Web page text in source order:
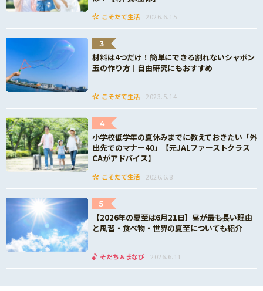
こそだて生活 2026.6.15
3
材料は4つだけ！簡単にできる割れないシャボン
玉の作り方｜自由研究にもおすすめ
こそだて生活 2023.5.14
4
小学校低学年の夏休みまでに教えておきたい「外
出先でのマナー40」【元JALファーストクラス
CAがアドバイス】
こそだて生活 2026.6.8
5
【2026年の夏至は6月21日】昼が最も長い理由
と風習・食べ物・世界の夏至についても紹介
そだち＆まなび 2026.6.11